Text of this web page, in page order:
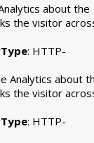
about the
the visitor
Type: HTTP-
Analytics about
the visitor
Type: HTTP-